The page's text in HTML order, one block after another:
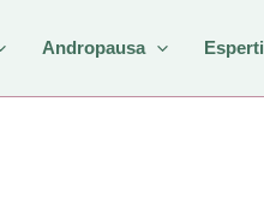
Andropausa Esperti